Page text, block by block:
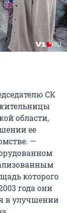
СК
области,
ее
—
которого
года они
в улучшении